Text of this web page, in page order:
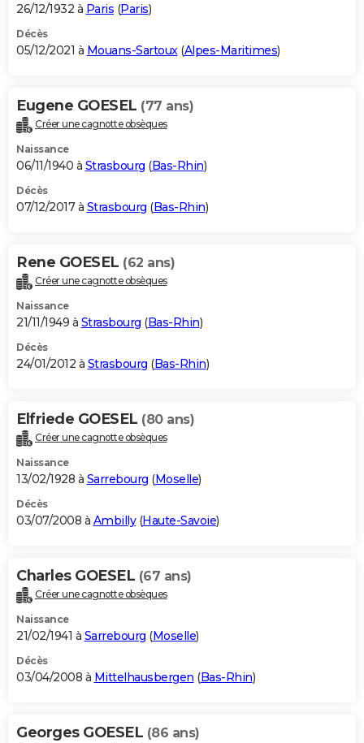
26/12/1932 à Paris (Paris)
Décès
05/12/2021 à Mouans-Sartoux(Alpes-Maritimes)
Eugene GOESEL (77 ans)
Créer une cagnotte obsèques
Naissance
06/11/1940 à Strasbourg (Bas-Rhin)
Décès
07/12/2017 à Strasbourg (Bas-Rhin)
Rene GOESEL (62 ans)
Créer une cagnotte obsèques
Naissance
21/11/1949 à Strasbourg (Bas-Rhin)
Décès
24/01/2012 à Strasbourg (Bas-Rhin)
Elfriede GOESEL (80 ans)
Créer une cagnotte obsèques
Naissance
13/02/1928 à Sarrebourg (Moselle)
Décès
03/07/2008 à Ambilly(Haute-Savoie)
Charles GOESEL (67 ans)
Créer une cagnotte obsèques
Naissance
21/02/1941 à Sarrebourg (Moselle)
Décès
03/04/2008 à Mittelhausbergen (Bas-Rhin)
Georges GOESEL (86 ans)